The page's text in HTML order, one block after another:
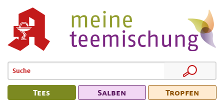
Tees Salben Tropfen